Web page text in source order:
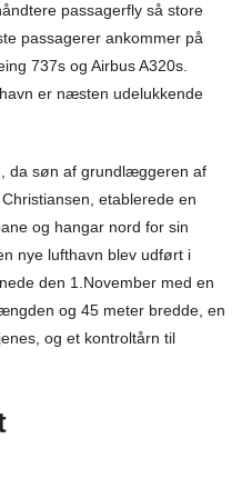
passagerfly så store
passagerer ankommer på
737s og Airbus A320s.
er næsten udelukkende
da søn af grundlæggeren af
etablerede en
og hangar nord for sin
nye lufthavn blev udført i
den 1.November med en
og 45 meter bredde, en
og et kontroltårn til